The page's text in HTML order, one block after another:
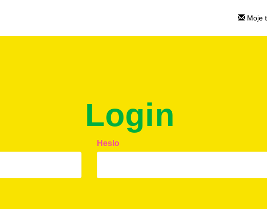
Moje
Login
Heslo